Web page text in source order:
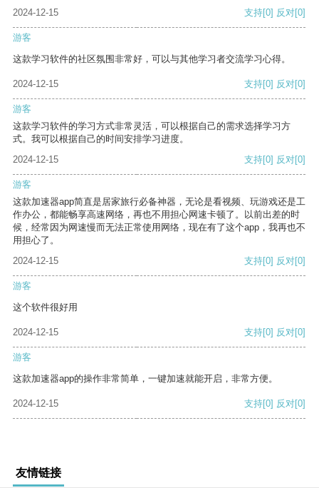
2024-12-15
支持[0] 反对[0]
游客
这款学习软件的社区氛围非常好，可以与其他学习者交流学习心得。
2024-12-15 支持[0] 反对[0]
游客
这款学习软件的学习方式非常灵活，可以根据自己的需求选择学习方
式。我可以根据自己的时间安排学习进度。
2024-12-15
支持[0] 反对[0]
游客
这款加速器app简直是居家旅行必备神器，无论是看视频、玩游戏还是工
作办公，都能畅享高速网络，再也不用担心网速卡顿了。以前出差的时
候，经常因为网速慢而无法正常使用网络，现在有了这个app，我再也不
用担心了。
2024-12-15
支持[0] 反对[0]
游客
这个软件很好用
2024-12-15 支持[0] 反对[0]
游客
这款加速器app的操作非常简单，一键加速就能开启，非常方便。
2024-12-15 支持[0] 反对[0]
友情链接